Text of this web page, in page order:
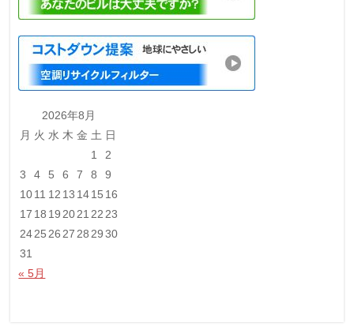
2026年8月
月 火 水 木 金 土 日
1
2
3
4 5 6 7 8
9
1011 12 13 1415 16
17 18 19 2021 22 23
2425 26 27 28 29 30
31
« 5月